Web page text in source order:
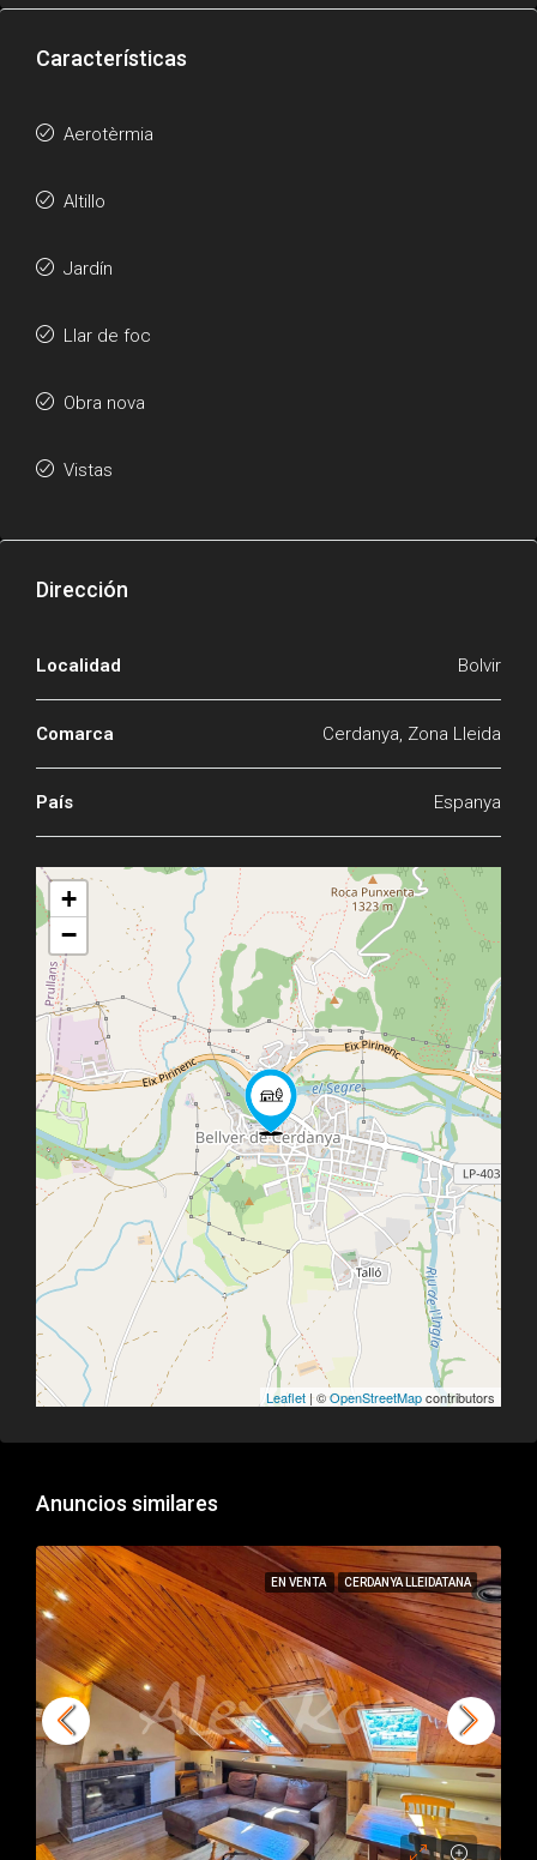
Características
Aerotèrmia
Altillo
Jardín
Llar de foc
Obra nova
Vistas
Dirección
Localidad Bolvir
Comarca Cerdanya, Zona Lleida
País Espanya
+
−
Leaflet | ©OpenStreetMapcontributors
Anuncios similares
EN VENTA CERDANYA LLEIDATANA